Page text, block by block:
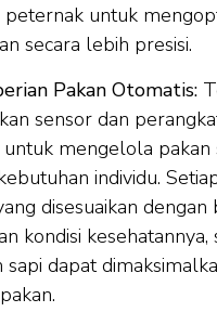
peternak untuk
secara lebih presisi.
Pakan Otomatis:
sensor dan
mengelola pakan
individu.
disesuaikan dengan
kondisi kesehatannya,
dapat